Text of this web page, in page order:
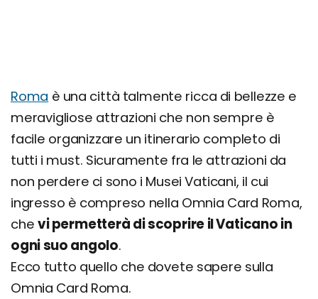
Roma è una città talmente ricca di bellezze e
meravigliose attrazioni che non sempre è
facile organizzare un itinerario completo di
tutti i must. Sicuramente fra le attrazioni da
non perdere ci sono i Musei Vaticani, il cui
ingresso è compreso nella Omnia Card Roma,
che vi permetterà di scoprire il Vaticano in
ogni suo angolo.
Ecco tutto quello che dovete sapere sulla
Omnia Card Roma.